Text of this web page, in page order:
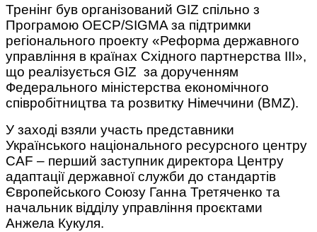
Тренінг був організований GIZ спільно з
Програмою ОЕСР/SIGMA за підтримки
регіонального проекту «Реформа державного
управління в країнах Східного партнерства III»,
що реалізується GIZ за дорученням
Федерального міністерства економічного
співробітництва та розвитку Німеччини (BMZ).
У заході взяли участь представники
Українського національного ресурсного центру
CAF – перший заступник директора Центру
адаптації державної служби до стандартів
Європейського Союзу Ганна Третяченко та
начальник відділу управління проєктами
Анжела Кукуля.